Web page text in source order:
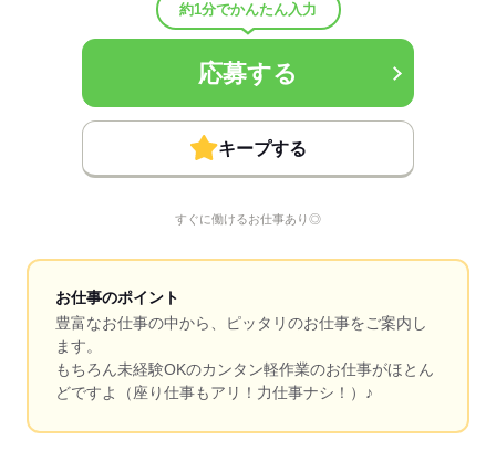
約1分でかんたん入力
応募する
キープする
すぐに働けるお仕事あり◎
お仕事のポイント
豊富なお仕事の中から、ピッタリのお仕事をご案内し
ます。
もちろん未経験OKのカンタン軽作業のお仕事がほとん
どですよ（座り仕事もアリ！力仕事ナシ！）♪